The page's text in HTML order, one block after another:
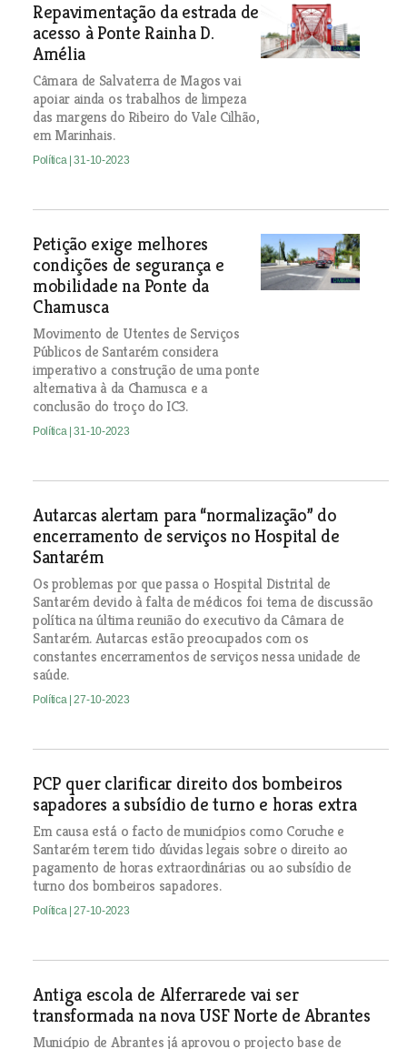
Repavimentação da estrada de
acesso à Ponte Rainha D.
Amélia
Câmara de Salvaterra de Magos vai
apoiar ainda os trabalhos de limpeza
das margens do Ribeiro do Vale Cilhão,
em Marinhais.
Política | 31-10-2023
Petição exige melhores
condições de segurança e
mobilidade na Ponte da
Chamusca
Movimento de Utentes de Serviços
Públicos de Santarém considera
imperativo a construção de uma ponte
alternativa à da Chamusca e a
conclusão do troço do IC3.
Política | 31-10-2023
Autarcas alertam para “normalização” do
encerramento de serviços no Hospital de
Santarém
Os problemas por que passa o Hospital Distrital de
Santarém devido à falta de médicos foi tema de discussão
política na última reunião do executivo da Câmara de
Santarém. Autarcas estão preocupados com os
constantes encerramentos de serviços nessa unidade de
saúde.
Política | 27-10-2023
PCP quer clarificar direito dos bombeiros
sapadores a subsídio de turno e horas extra
Em causa está o facto de municípios como Coruche e
Santarém terem tido dúvidas legais sobre o direito ao
pagamento de horas extraordinárias ou ao subsídio de
turno dos bombeiros sapadores.
Política | 27-10-2023
Antiga escola de Alferrarede vai ser
transformada na nova USF Norte de Abrantes
Município de Abrantes já aprovou o projecto base de